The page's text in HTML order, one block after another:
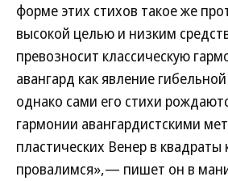
форме этих стихов такое же
высокой целью и низким
превозносит классическую
авангард как явление
однако сами его стихи
гармонии авангардистскими
пластических Венер в квадраты
провалимся»,— пишет он в